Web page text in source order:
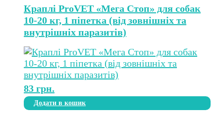
Краплі ProVET «Мега Стоп» для собак
10-20 кг, 1 піпетка (від зовнішніх та
внутрішніх паразитів)
83 грн.
Додати в кошик